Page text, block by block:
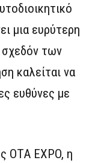
μια ευρύτερη
σχεδόν των
καλείται να
ευθύνες με
OTA EXPO, η